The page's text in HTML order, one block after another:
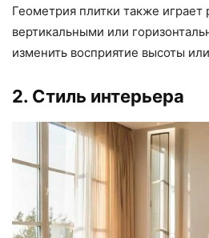
Геометрия плитки также играет
вертикальными или
изменить восприятие высоты
2. Стиль интерьера